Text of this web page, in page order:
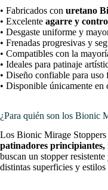
• Fabricados con uretano
• Excelente agarre y
• Desgaste uniforme y
• Frenadas progresivas y
• Compatibles con la
• Ideales para patinaje
• Diseño confiable para uso
• Disponible únicamente en
¿Para quién son los Bionic
Los Bionic Mirage Stoppers
patinadores principiantes,
buscan un stopper
distintas superficies y estilos